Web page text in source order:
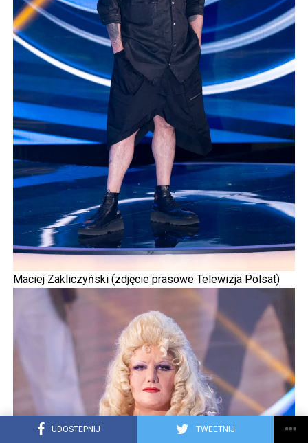
UDOSTEPNIJ TWEETNIJ
Maciej Zakliczyński (zdjęcie prasowe Telewizja Polsat)